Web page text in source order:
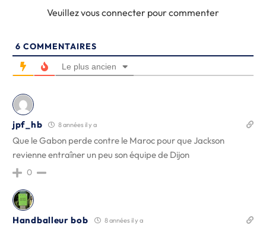
Veuillez vous connecter pour commenter
6 COMMENTAIRES
Le plus ancien
jpf_hb 8 années il y a
Que le Gabon perde contre le Maroc pour que Jackson
revienne entraîner un peu son équipe de Dijon
0
Handballeur bob 8 années il y a